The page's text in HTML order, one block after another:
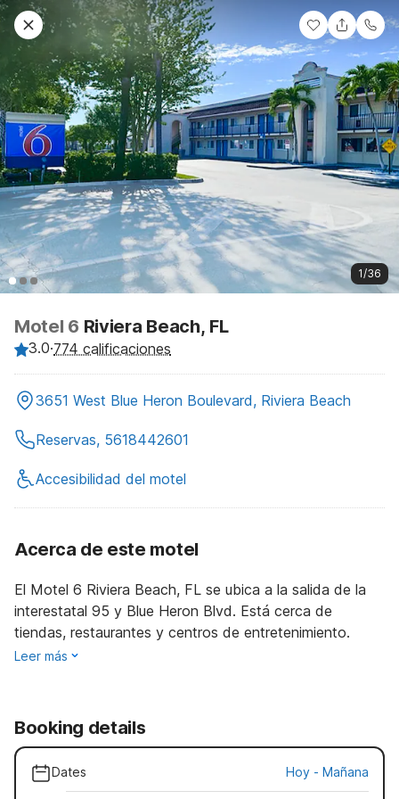
1/36
Motel 6 Riviera Beach, FL
3.0·774 calificaciones
3651 West Blue Heron Boulevard, Riviera Beach
Reservas, 5618442601
Accesibilidad del motel
Acerca de este motel
El Motel 6 Riviera Beach, FL se ubica a la salida de la
interestatal 95 y Blue Heron Blvd. Está cerca de
tiendas, restaurantes y centros de entretenimiento.
Leer más
Booking details
Dates Hoy - Mañana